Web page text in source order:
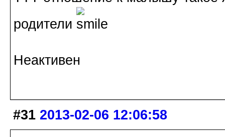
родители
Неактивен
#31 2013-02-06 12:06:58